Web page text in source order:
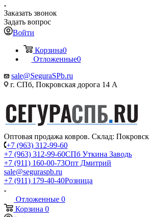
Заказать звонок
Задать вопрос
Войти
Корзина0
Отложенные0
sale@SeguraSPb.ru
г. СПб, Покровская дорога 14 А
Оптовая продажа ковров. Склад:
+7 (963) 312-99-60
+7 (963) 312-99-60СПб Уткина Заводь
+7 (911) 160-00-73Опт Дмитрий
sale@seguraspb.ru
+7 (911) 179-40-40Розница
Отложенные 0
Корзина 0